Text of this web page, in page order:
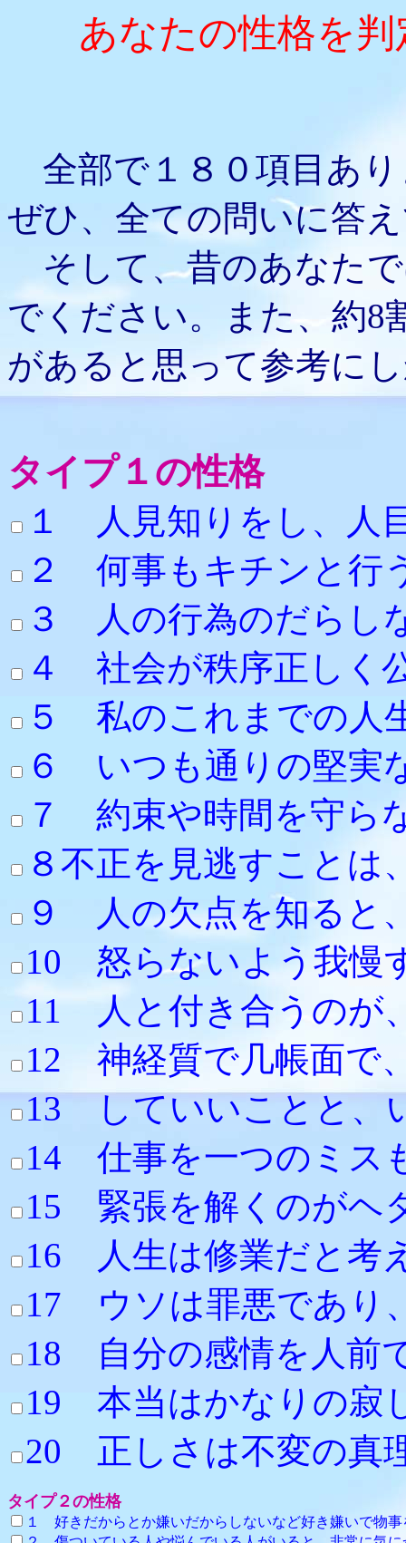
あなたの性格を
全部で１８０項目あ
ぜひ、全ての問いに答
そして、昔のあなた
でください。また、約8
があると思って参考に
タイプ１の性格
１ 人見知りをし、人
２ 何事もキチンと行
３ 人の行為
４ 社会が秩序正しく
５ 私のこれまでの人
６ いつも通
７ 約束や時間を守
８不正を見逃すこと
９ 人の欠点を知ると
10 怒らないよう我慢
11 人と付き合うのが
12 神経質で几帳面で
13 していいことと
14 仕事を一つのミス
15 緊張を解くのが
16 人生は修業だと考
17 ウソは罪悪であり
18 自分の感情を人前
19 本当はかなり
20 正しさは不変の真
タイプ２の性格
１ 好きだからとか嫌いだからしないなど好き嫌いで物